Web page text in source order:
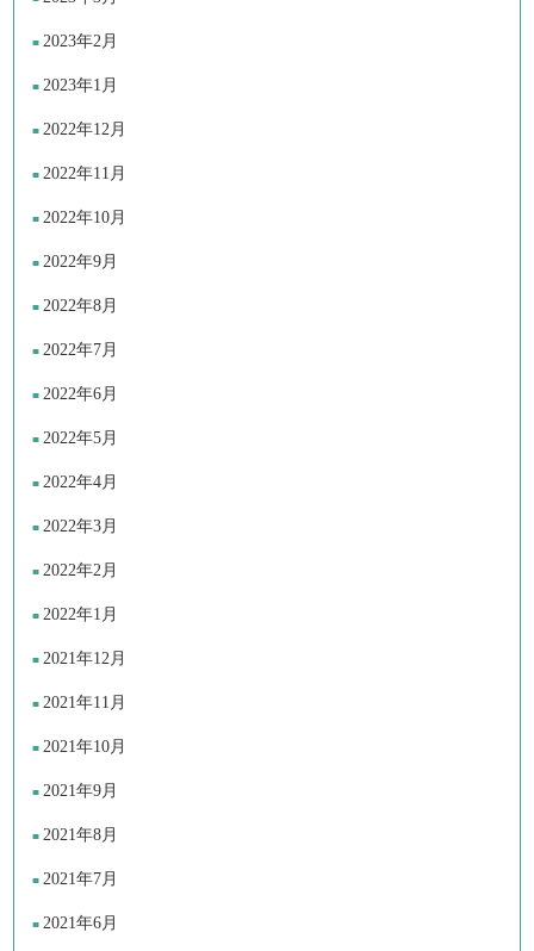
2023年2月
2023年1月
2022年12月
2022年11月
2022年10月
2022年9月
2022年8月
2022年7月
2022年6月
2022年5月
2022年4月
2022年3月
2022年2月
2022年1月
2021年12月
2021年11月
2021年10月
2021年9月
2021年8月
2021年7月
2021年6月